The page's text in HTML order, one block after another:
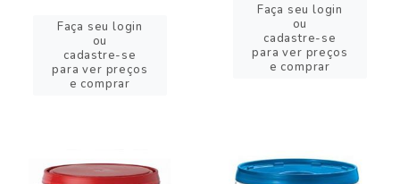
Faça seu login
ou
cadastre-se
para ver preços
e comprar
Faça seu login
ou
cadastre-se
para ver preços
e comprar